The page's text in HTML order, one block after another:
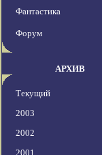
Фантастика
Форум
АРХИВ
Текущий
2003
2002
2001